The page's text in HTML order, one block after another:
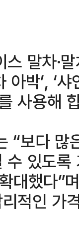
말차·
아박’, ‘
사용해
“보다
수 있도
대했다”
적인 가